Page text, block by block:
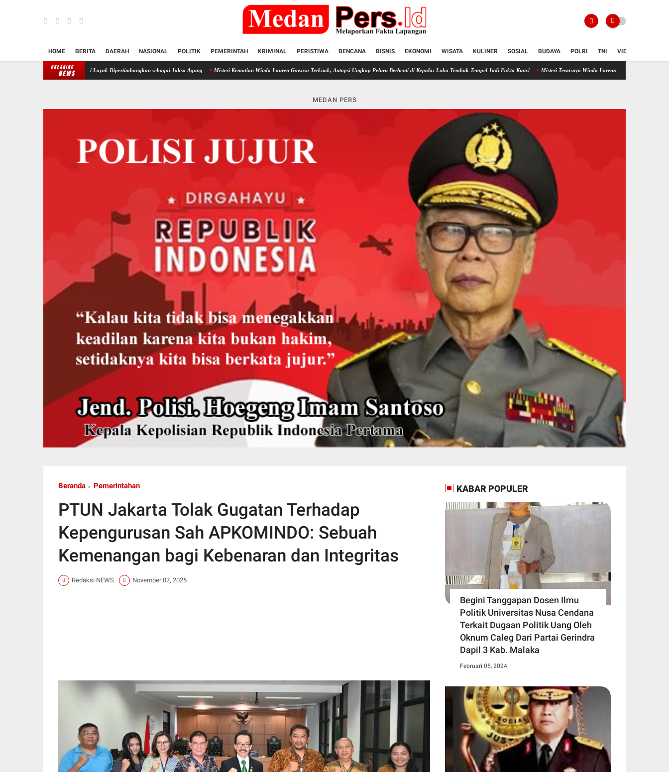
HOME BERITA DAERAH NASIONAL POLITIK PEMERINTAH KRIMINAL PERISTIWA BENCANA BISNIS EKONOMI WISATA KULINER SOSIAL BUDAYA POLRI TNI VIDIO
BREAKING
NEWS
Lempo Dinilai Layak Dipertimbangkan sebagai Jaksa Agung Misteri Kematian Winda Lauren Gowasa Terkuak, Autopsi Ungkap Peluru Berhenti di Kepala: Luka Tembak Tempel Jadi Fakta Kunci Misteri Tewasnya Winda Lorenza: Antara Temuan Forensik,
MEDAN PERS
Beranda Pemerintahan
PTUN Jakarta Tolak Gugatan Terhadap
Kepengurusan Sah APKOMINDO: Sebuah
Kemenangan bagi Kebenaran dan Integritas
Redaksi NEWS November 07, 2025
KABAR POPULER
Begini Tanggapan Dosen Ilmu
Politik Universitas Nusa Cendana
Terkait Dugaan Politik Uang Oleh
Oknum Caleg Dari Partai Gerindra
Dapil 3 Kab. Malaka
Februari 05, 2024